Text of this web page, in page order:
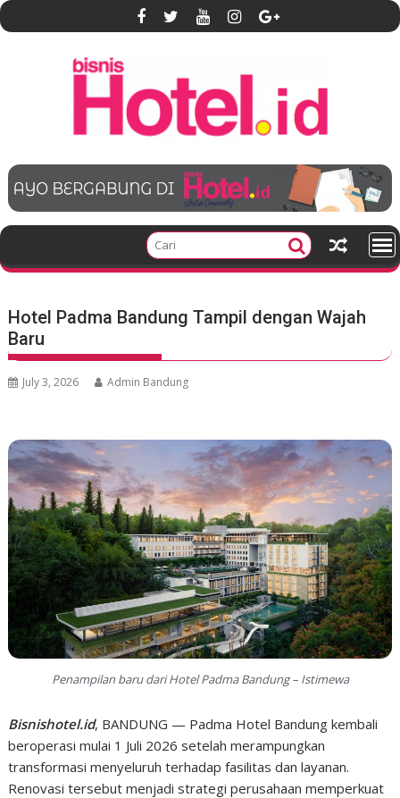
S
k
e
t
Hotel Padma Bandung Tampil dengan Wajah
Baru
July 3, 2026 Admin Bandung
Penampilan baru dari Hotel Padma Bandung – Istimewa
Bisnishotel.id, BANDUNG — Padma Hotel Bandung kembali
beroperasi mulai 1 Juli 2026 setelah merampungkan
transformasi menyeluruh terhadap fasilitas dan layanan.
Renovasi tersebut menjadi strategi perusahaan memperkuat